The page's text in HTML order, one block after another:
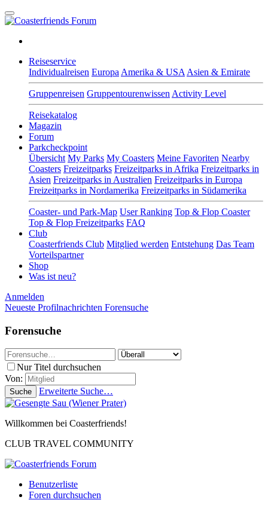
Reiseservice
Individualreisen Europa Amerika & USA Asien & Emirate
Gruppenreisen Gruppentourenwissen Activity Level
Reisekatalog
Magazin
Forum
Parkcheckpoint
Übersicht My Parks My Coasters Meine Favoriten Nearby
Coasters Freizeitparks Freizeitparks in Afrika Freizeitparks in
Asien Freizeitparks in Australien Freizeitparks in Europa
Freizeitparks in Nordamerika Freizeitparks in Südamerika
Coaster- und Park-Map User Ranking Top & Flop Coaster
Top & Flop Freizeitparks FAQ
Club
Coasterfriends Club Mitglied werden Entstehung Das Team
Vorteilspartner
Shop
Was ist neu?
Anmelden
Neueste Profilnachrichten Forensuche
Forensuche
Nur Titel durchsuchen
Von:
Suche Erweiterte Suche…
Willkommen bei Coasterfriends!
CLUB TRAVEL COMMUNITY
Benutzerliste
Foren durchsuchen